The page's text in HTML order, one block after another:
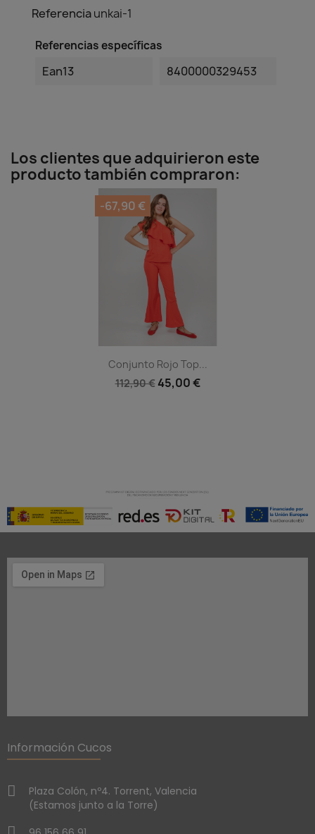
Referenciaunkai-1
Referencias específicas
Ean13 8400000329453
Los clientes que adquirieron este
producto también compraron:
Vista rápida
Conjunto Rojo Top...
112,90 € 45,00 €
-67,90 €
Información Cucos
Plaza Colón, nº4. Torrent, Valencia
(Estamos junto a la Torre)